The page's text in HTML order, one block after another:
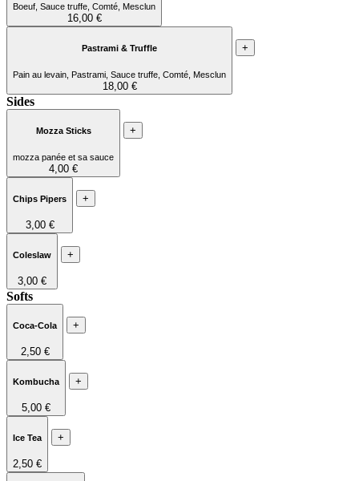
Boeuf, Sauce truffe, Comté, Mesclun
16,00 €
Pastrami & Truffle
Pain au levain, Pastrami, Sauce truffe, Comté, Mesclun
18,00 €
+
Sides
Mozza Sticks
mozza panée et sa sauce
4,00 €
+
Chips Pipers
3,00 €
+
Coleslaw
3,00 €
+
Softs
Coca-Cola
2,50 €
+
Kombucha
5,00 €
+
Ice Tea
2,50 €
+